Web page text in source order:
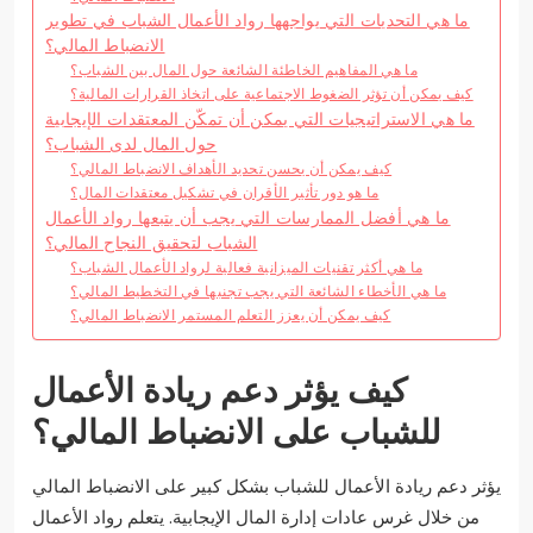
ما هي التحديات التي يواجهها رواد الأعمال الشباب في تطوير
الانضباط المالي؟
ما هي المفاهيم الخاطئة الشائعة حول المال بين الشباب؟
كيف يمكن أن تؤثر الضغوط الاجتماعية على اتخاذ القرارات المالية؟
ما هي الاستراتيجيات التي يمكن أن تمكّن المعتقدات الإيجابية
حول المال لدى الشباب؟
كيف يمكن أن يحسن تحديد الأهداف الانضباط المالي؟
ما هو دور تأثير الأقران في تشكيل معتقدات المال؟
ما هي أفضل الممارسات التي يجب أن يتبعها رواد الأعمال
الشباب لتحقيق النجاح المالي؟
ما هي أكثر تقنيات الميزانية فعالية لرواد الأعمال الشباب؟
ما هي الأخطاء الشائعة التي يجب تجنبها في التخطيط المالي؟
كيف يمكن أن يعزز التعلم المستمر الانضباط المالي؟
كيف يؤثر دعم ريادة الأعمال
للشباب على الانضباط المالي؟
يؤثر دعم ريادة الأعمال للشباب بشكل كبير على الانضباط المالي
من خلال غرس عادات إدارة المال الإيجابية. يتعلم رواد الأعمال